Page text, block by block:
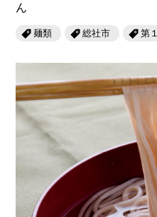
ん
麺類 総社市 第